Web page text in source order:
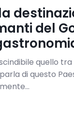
del
quello
di questo